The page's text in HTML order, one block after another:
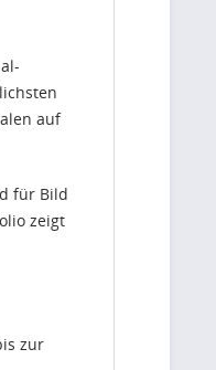
auf
für Bild
zeigt
zur